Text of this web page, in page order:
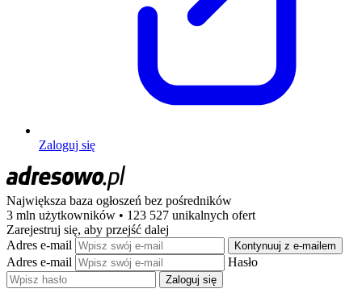
Zaloguj się
Największa baza ogłoszeń bez pośredników
3 mln użytkowników • 123 527 unikalnych ofert
Zarejestruj się, aby przejść dalej
Adres e-mail
Kontynuuj z e-mailem
Adres e-mail Hasło
Zaloguj się